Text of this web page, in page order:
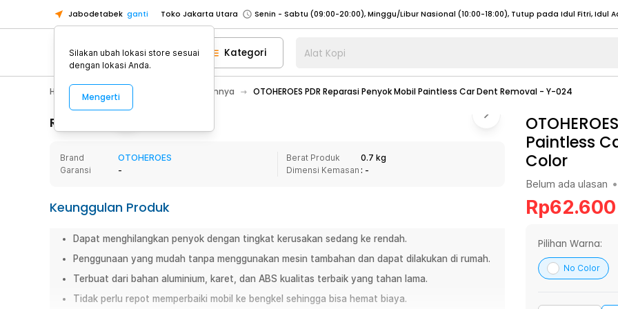
Jabodetabek ganti Toko Jakarta Utara
Toko Tangerang
Toko Cikupa
Pick n Go Jakarta Barat
Senin - Jumat (07:00 - 20:00), Sabtu - Minggu (08:00 - 20:00), Tutup pada Idul Fitri
Pick n Go Bekasi
Senin - Jumat (08:00 - 20:00), Sabtu - Minggu/ Libur Nasional (08:00 - 17:00)
Selengkapnya
Senin - Jumat (08:00 - 20:00), Sabtu - Minggu/ Libur Nasional (08:00 - 17:00) Selengkapnya
Senin - Sabtu (09:00-20:00), Minggu/Libur Nasional (12:00-20:00), Tutup pada Idul Fitri
Toko Jakarta Barat
Senin - Sabtu (09:00-20:00), Minggu/Libur Nasional (12:00-20:00), Tutup pada Idul Fitri
Toko Tangerang
Pick n Go Jakarta Barat
Senin - Jumat (07:00 - 20:00), Sabtu - Minggu (08:00 - 20:00), Tutup pada Idul Fitri
Pick n Go Bekasi
Senin - Jumat (08:00 - 20:00), Sabtu - Minggu/ Libur Nasional (08:00 - 17:00) Selengkapnya
Pick n Go Depok
Senin - Jumat (08:00 - 20:00), Sabtu - Minggu/ Libur Nasional (08:00 - 17:00)
Kategori Alat Kopi
Hobby Mobil Aksesoris Mobil Lainnya OTOHEROES PDR Reparasi Penyok Mobil Paintless Car Dent Removal - Y-024
Rincian Produk
Brand
OTOHEROES
Garansi
-
Berat Produk
0.7 kg
Dimensi Kemasan : -
Keunggulan Produk
Dapat menghilangkan penyok dengan tingkat kerusakan sedang ke rendah.
Penggunaan yang mudah tanpa menggunakan mesin tambahan dan dapat dilakukan di rumah.
Terbuat dari bahan aluminium, karet, dan ABS kualitas terbaik yang tahan lama.
Tidak perlu repot memperbaiki mobil ke bengkel sehingga bisa hemat biaya.
Paintless
Color
Belum ada ulasan •
Rp62.600
Pilihan Warna:
No Color
Silakan ubah lokasi store sesuai
dengan lokasi Anda.
Mengerti